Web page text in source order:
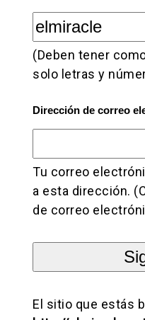
(Deben tener
solo letras y
Dirección de correo
Tu correo
a esta dirección.
de correo
El sitio que estás